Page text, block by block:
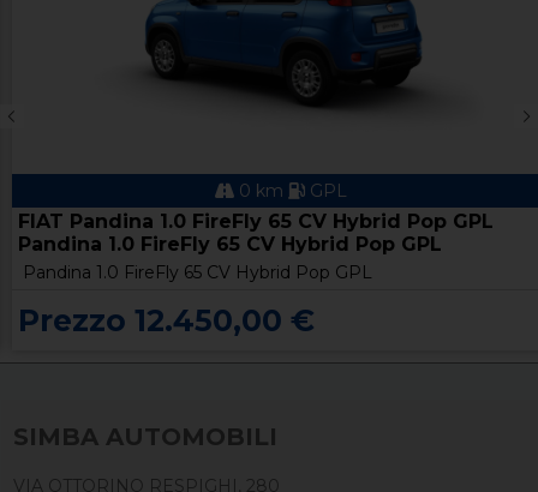
0 km GPL
FIAT Pandina 1.0 FireFly 65 CV Hybrid Pop GPL
Pandina 1.0 FireFly 65 CV Hybrid Pop GPL
Pandina 1.0 FireFly 65 CV Hybrid Pop GPL
Prezzo 12.450,00 €
SIMBA AUTOMOBILI
VIA OTTORINO RESPIGHI, 280